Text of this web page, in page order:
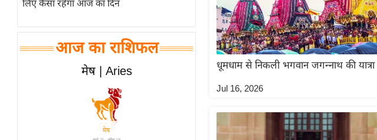
त्योहार
राशिफल
विशेष
लिए कैसा रहेगा आज का दिन
आज का राशिफल
मेष | Aries धूमधाम से निकली भगवान जगन्नाथ की यात्रा
Jul 16, 2026